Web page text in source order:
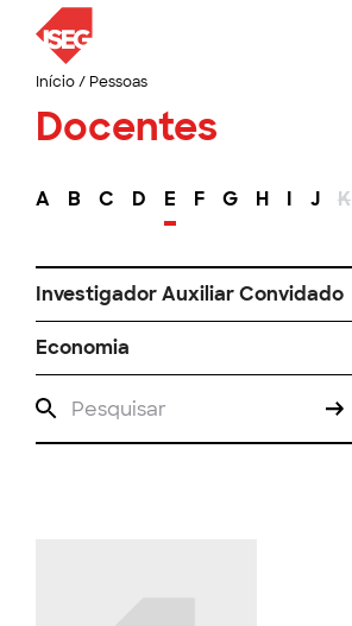
Início/ Pessoas
Docentes
A B C D E F G H I J K
Investigador Auxiliar Convidado
Economia